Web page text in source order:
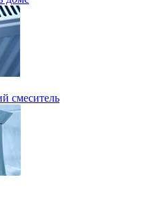
смеситель